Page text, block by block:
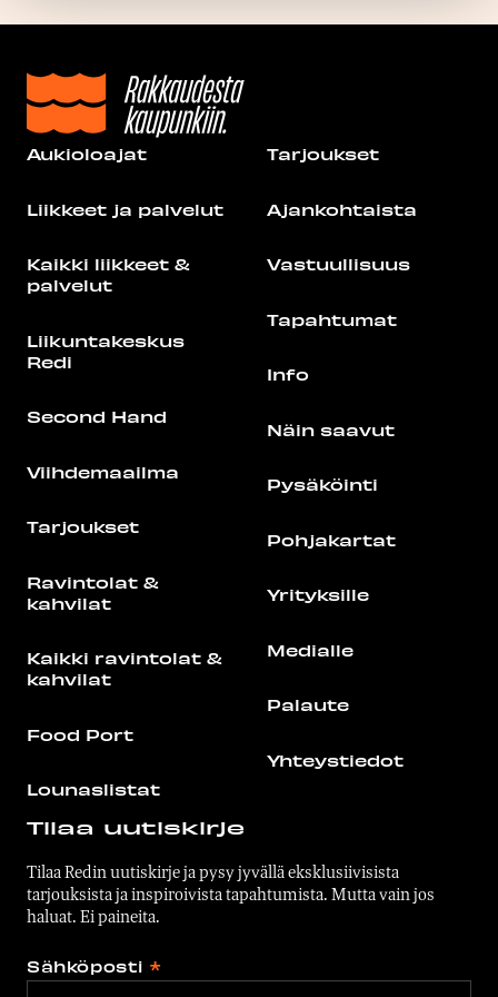
Aukioloajat
Liikkeet ja palvelut
Kaikki liikkeet &
palvelut
Liikuntakeskus
Redi
Second Hand
Viihdemaailma
Tarjoukset
Ravintolat &
kahvilat
Kaikki ravintolat &
kahvilat
Food Port
Lounaslistat
Tarjoukset
Ajankohtaista
Vastuullisuus
Tapahtumat
Info
Näin saavut
Pysäköinti
Pohjakartat
Yrityksille
Medialle
Palaute
Yhteystiedot
Tilaa uutiskirje
Tilaa Redin uutiskirje ja pysy jyvällä eksklusiivisista
tarjouksista ja inspiroivista tapahtumista. Mutta vain jos
haluat. Ei paineita.
Sähköposti *